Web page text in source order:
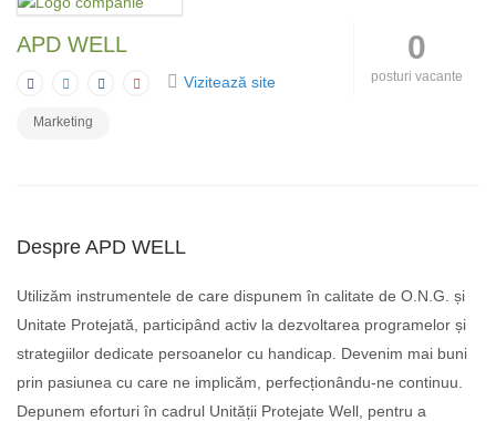
APD WELL
Vizitează site
Marketing
0
posturi vacante
Despre APD WELL
Utilizăm instrumentele de care dispunem în calitate de O.N.G. și
Unitate Protejată, participând activ la dezvoltarea programelor și
strategiilor dedicate persoanelor cu handicap. Devenim mai buni
prin pasiunea cu care ne implicăm, perfecționându-ne continuu.
Depunem eforturi în cadrul Unității Protejate Well, pentru a